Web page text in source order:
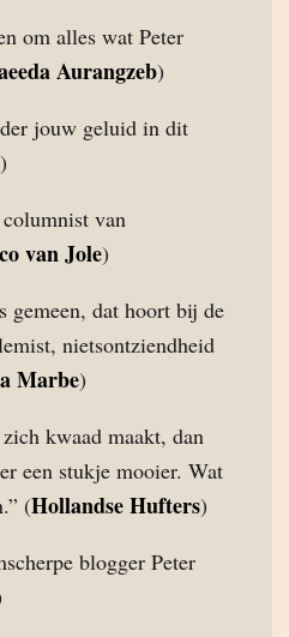
om alles wat Peter
Aurangzeb)
jouw geluid in dit
)
van
van Jole)
gemeen, dat hoort bij de
nietsontziendheid
Marbe)
kwaad maakt, dan
een stukje mooier. Wat
(Hollandse Hufters)
blogger Peter